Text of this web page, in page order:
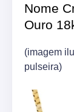
Nome
Ouro
(imagem
pulseira)